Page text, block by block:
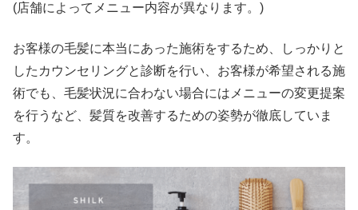
(店舗によってメニュー内容が異なります。)
お客様の毛髪に本当にあった施術をするため、しっかりと
したカウンセリングと診断を行い、お客様が希望される施
術でも、毛髪状況に合わない場合にはメニューの変更提案
を行うなど、髪質を改善するための姿勢が徹底していま
す。